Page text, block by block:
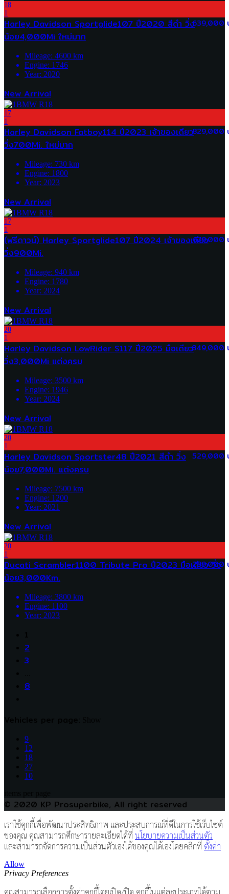
18
1
639,000
Harley Davidson Sportglide107 ปี2020 สีดำ วิ่ง
น้อย4,000Mi ใหม่มาก
Mileage: 4600 km
Engine: 1746
Year: 2020
New Arrival
17
1
829,000
Harley Davidson Fatboy114 ปี2023 เจ้าของเดียว
วิ่ง700Mi. ใหม่มาก
Mileage: 730 km
Engine: 1800
Year: 2023
New Arrival
17
1
679,000
(ฟรีดาวน์) Harley Sportglide107 ปี2024 เจ้าของเดียว
วิ่ง900Mi.
Mileage: 940 km
Engine: 1780
Year: 2024
New Arrival
20
1
849,000
Harley Davidson LowRider S117 ปี2025 มือเดียว
วิ่ง3,000Mi แต่งครบ
Mileage: 3500 km
Engine: 1946
Year: 2024
New Arrival
20
1
529,000
Harley Davidson Sportster48 ปี2021 สีดำ วิ่ง
น้อย7,000Mi. แต่งครบ
Mileage: 7500 km
Engine: 1200
Year: 2021
New Arrival
20
1
289,000
Ducati Scrambler1100 Tribute Pro ปี2023 มือเดียว วิ่ง
น้อย3,000Km.
Mileage: 3800 km
Engine: 1100
Year: 2023
2
3
8
9
12
18
27
10
© 2020 KP Prosuperbike, All right reserved
เราใช้คุกกี้เพื่อพัฒนาประสิทธิภาพ และประสบการณ์ที่ดีในการใช้เว็บไซต์
ของคุณ คุณสามารถศึกษารายละเอียดได้ที่ นโยบายความเป็นส่วนตัว
และสามารถจัดการความเป็นส่วนตัวเองได้ของคุณได้เองโดยคลิกที่ ตั้งค่า
Allow
Privacy Preferences
คุณสามารถเลือกการตั้งค่าคุกกี้โดยเปิด/ปิด คุกกี้ในแต่ละประเภทได้ตาม